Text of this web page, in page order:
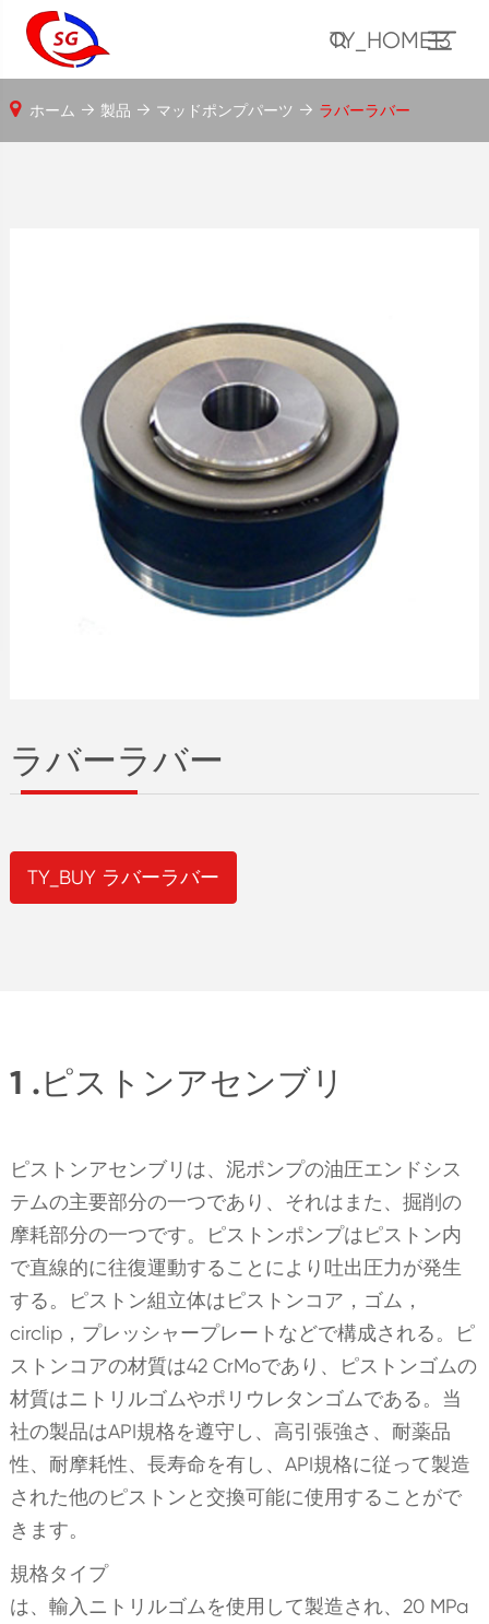
TY_HOME13
ラバーラバー
TY_BUY ラバーラバー
ホーム 製品 マッドポンプパーツ ラバーラバー
1 .ピストンアセンブリ
ピストンアセンブリは、泥ポンプの油圧エンドシス
テムの主要部分の一つであり、それはまた、掘削の
摩耗部分の一つです。ピストンポンプはピストン内
で直線的に往復運動することにより吐出圧力が発生
する。ピストン組立体はピストンコア，ゴム，
circlip，プレッシャープレートなどで構成される。ピ
ストンコアの材質は42 CrMoであり、ピストンゴムの
材質はニトリルゴムやポリウレタンゴムである。当
社の製品はAPI規格を遵守し、高引張強さ、耐薬品
性、耐摩耗性、長寿命を有し、API規格に従って製造
された他のピストンと交換可能に使用することがで
きます。
規格タイプ
は、輸入ニトリルゴムを使用して製造され、20 MPa